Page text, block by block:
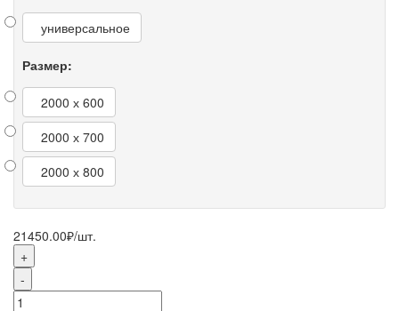
универсальное
Размер:
2000 х 600
2000 х 700
2000 х 800
21450.00₽/шт.
+
-